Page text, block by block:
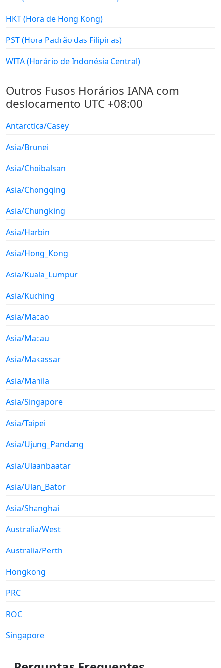
HKT (Hora de Hong Kong)
PST (Hora Padrão das Filipinas)
WITA (Horário de Indonésia Central)
Outros Fusos Horários IANA com
deslocamento UTC +08:00
Antarctica/Casey
Asia/Brunei
Asia/Choibalsan
Asia/Chongqing
Asia/Chungking
Asia/Harbin
Asia/Hong_Kong
Asia/Kuala_Lumpur
Asia/Kuching
Asia/Macao
Asia/Macau
Asia/Makassar
Asia/Manila
Asia/Singapore
Asia/Taipei
Asia/Ujung_Pandang
Asia/Ulaanbaatar
Asia/Ulan_Bator
Asia/Shanghai
Australia/West
Australia/Perth
Hongkong
PRC
ROC
Singapore